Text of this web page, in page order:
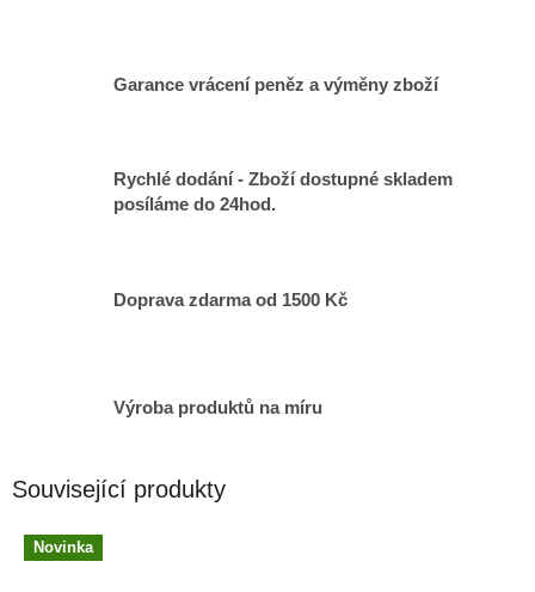
Garance vrácení peněz a výměny zboží
Rychlé dodání - Zboží dostupné skladem
posíláme do 24hod.
Doprava zdarma od 1500 Kč
Výroba produktů na míru
Související produkty
Novinka